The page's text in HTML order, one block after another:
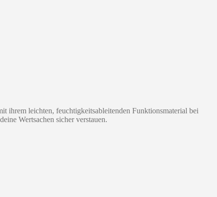
leichten, feuchtigkeitsableitenden Funktionsmaterial bei
Wertsachen sicher verstauen.